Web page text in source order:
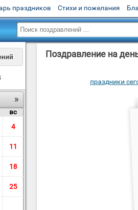
праздников Стихи и пожелания
»
вс
4
11
18
25
Поздравление на
праздники